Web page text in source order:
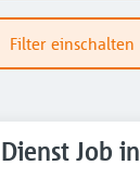
Filter einschalten
Job in